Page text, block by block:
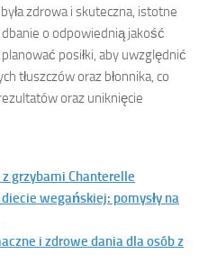
zdrowa i skuteczna, istotne
o odpowiednią jakość
posiłki, aby uwzględnić
tłuszczów oraz błonnika, co
oraz uniknięcie
grzybami Chanterelle
wegańskiej: pomysły na
i zdrowe dania dla osób z